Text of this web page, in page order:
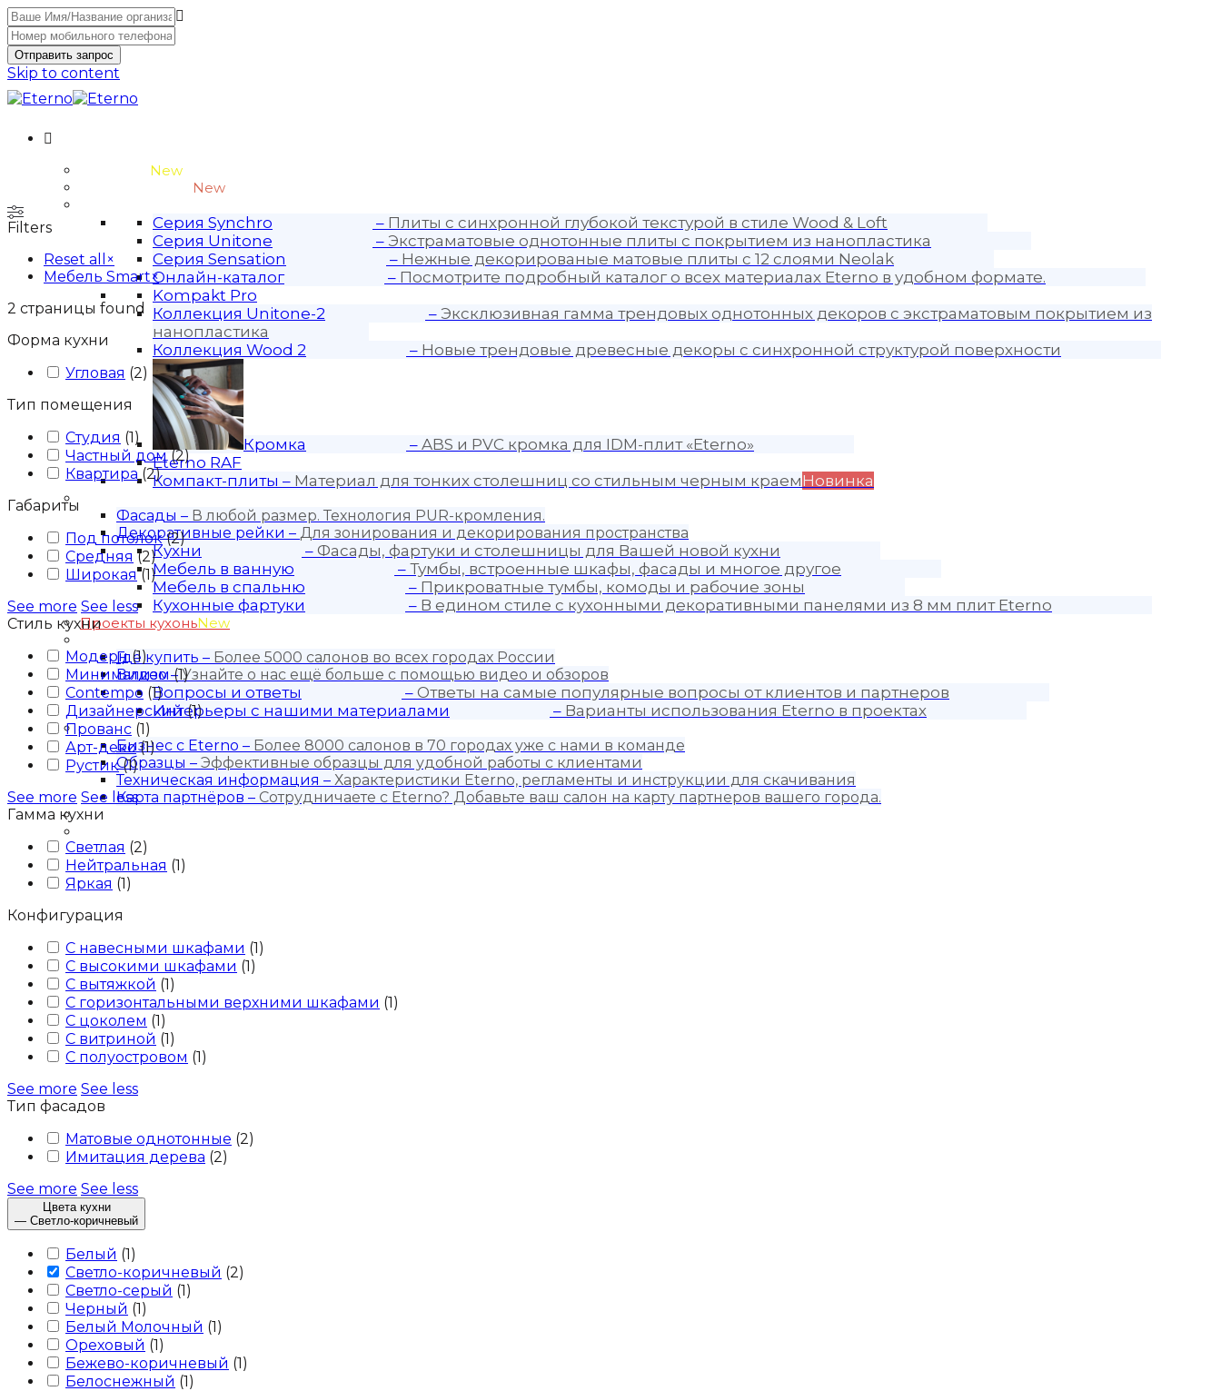
Отправить запрос
Skip to content
New
New
Серия Synchro – Плиты с синхронной глубокой текстурой в стиле Wood & Loft
Серия Unitone
– Экстраматовые однотонные плиты с покрытием из нанопластика
Серия Sensation
– Нежные декорированые матовые плиты с 12 слоями Neolak
Онлайн-каталог
– Посмотрите подробный каталог о всех материалах Eterno в удобном формате.
Kompakt Pro
Коллекция Unitone-2
– Эксклюзивная гамма трендовых однотонных декоров с экстраматовым покрытием из
нанопластика
Коллекция Wood 2
– Новые трендовые древесные декоры с синхронной структурой поверхности
Кромка – ABS и PVC кромка для IDM-плит «Eterno»
Eterno RAF
Компакт-плиты – Материал для тонких столешниц со стильным черным краемНовинка
Фасады – В любой размер. Технология PUR-кромления.
Декоративные рейки – Для зонирования и декорирования пространства
Кухни – Фасады, фартуки и столешницы для Вашей новой кухни
Мебель в ванную
– Тумбы, встроенные шкафы, фасады и многое другое
Мебель в спальню
– Прикроватные тумбы, комоды и рабочие зоны
Кухонные фартуки
– В едином стиле с кухонными декоративными панелями из 8 мм плит Eterno
Проекты кухоньNew
Где купить – Более 5000 салонов во всех городах России
Видео–Узнайте о нас ещё больше с помощью видео и обзоров
Вопросы и ответы – Ответы на самые популярные вопросы от клиентов и партнеров
Интерьеры с нашими материалами
– Варианты использования Eterno в проектах
Для бизнеса
Бизнес с Eternо – Более 8000 салонов в 70 городах уже с нами в команде
Образцы – Эффективные образцы для удобной работы с клиентами
Техническая информация – Характеристики Eterno, регламенты и инструкции для скачивания
Карта партнёров – Сотрудничаете с Eterno? Добавьте ваш салон на карту партнеров вашего города.
Блог
Filters
Reset all
×
Мебель Smart×
2 страницы found
Форма кухни
Угловая (2)
Тип помещения
Студия (1)
Частный дом (2)
Квартира (2)
Габариты
Под потолок (2)
Средняя (2)
Широкая (1)
See more See less
Стиль кухни
Модерн (1)
Минимализм (1)
Contempo (1)
Дизайнерский (1)
Прованс (1)
Арт-деко (1)
Рустик (1)
See more See less
Гамма кухни
Светлая (2)
Нейтральная (1)
Яркая (1)
Конфигурация
С навесными шкафами (1)
С высокими шкафами (1)
С вытяжкой (1)
С горизонтальными верхними шкафами (1)
С цоколем (1)
С витриной (1)
С полуостровом (1)
See more See less
Тип фасадов
Матовые однотонные (2)
Имитация дерева (2)
See more See less
Цвета кухни
— Светло-коричневый
Белый (1)
Светло-коричневый (2)
Светло-серый (1)
Черный (1)
Белый Молочный (1)
Ореховый (1)
Бежево-коричневый (1)
Белоснежный (1)